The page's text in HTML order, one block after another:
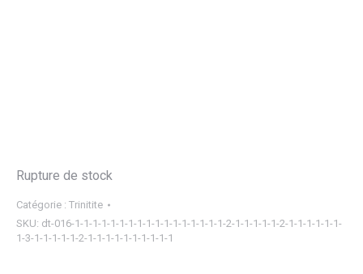
Rupture de stock
Catégorie : Trinitite
SKU: dt-016-1-1-1-1-1-1-1-1-1-1-1-1-1-1-1-1-1-2-1-1-1-1-1-2-1-1-1-1-1-1-
1-3-1-1-1-1-1-2-1-1-1-1-1-1-1-1-1-1